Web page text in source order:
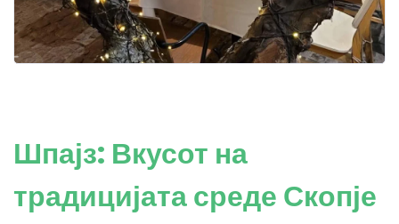
Шпајз: Вкусот на
традицијата среде Скопје